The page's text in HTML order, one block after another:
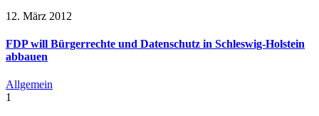
12. März 2012
FDP will Bürgerrechte und Datenschutz in Schleswig-Holstein
abbauen
Allgemein
1